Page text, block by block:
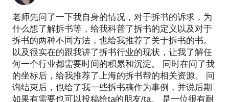
老师先问了一下我自身的情况，对于拆书的诉求，为
什么想了解拆书等，给我科普了拆书的定义以及对于
拆书的两种不同方法，也给我推荐了关于拆书的书。
以及很实在的跟我讲了拆书行业的现状，让我了解任
何一个行业都需要时间的积累和沉淀。 同时在问了我
的坐标后，给我推荐了上海的拆书帮的相关资源。 问
询结束后，也给了我一些拆书稿作为事例，并说后期
如果有需要也可以投稿给ta的朋友/ta。 是一位很有耐